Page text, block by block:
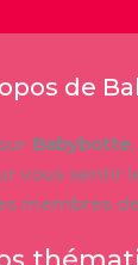
de
Babybotte
vous sentir
membres